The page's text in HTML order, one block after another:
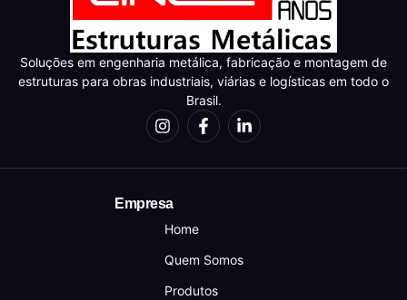
Soluções em engenharia metálica, fabricação e montagem de
estruturas para obras industriais, viárias e logísticas em todo o
Brasil.
Empresa
Home
Quem Somos
Produtos